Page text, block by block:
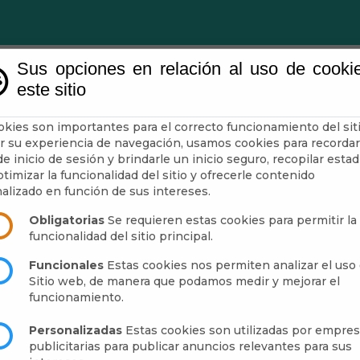
Sus opciones en relación al uso de
este sitio
son importantes para el correcto funcionamiento del
su experiencia de navegación, usamos cookies para
inicio de sesión y brindarle un inicio seguro, recopilar
la funcionalidad del sitio y ofrecerle contenido
en función de sus intereses.
Obligatorias Se requieren estas cookies para permitir la
funcionalidad del sitio principal.
Funcionales Estas cookies nos permiten analizar el uso
Sitio web, de manera que podamos medir y mejorar el
funcionamiento.
Personalizadas Estas cookies son utilizadas por
publicitarias para publicar anuncios relevantes para sus
y arte su
volvió a vivir con emoción y fervor su tradicional
año tras año, mantienen vivas las